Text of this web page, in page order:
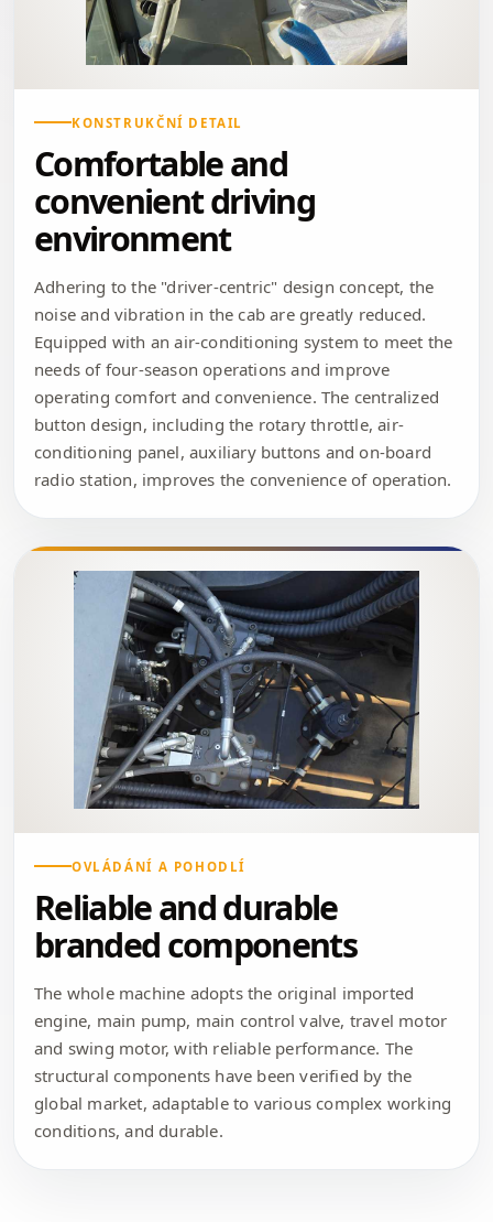
KONSTRUKČNÍ DETAIL
Comfortable and
convenient driving
environment
Adhering to the "driver-centric" design concept, the
noise and vibration in the cab are greatly reduced.
Equipped with an air-conditioning system to meet the
needs of four-season operations and improve
operating comfort and convenience. The centralized
button design, including the rotary throttle, air-
conditioning panel, auxiliary buttons and on-board
radio station, improves the convenience of operation.
OVLÁDÁNÍ A POHODLÍ
Reliable and durable
branded components
The whole machine adopts the original imported
engine, main pump, main control valve, travel motor
and swing motor, with reliable performance. The
structural components have been verified by the
global market, adaptable to various complex working
conditions, and durable.